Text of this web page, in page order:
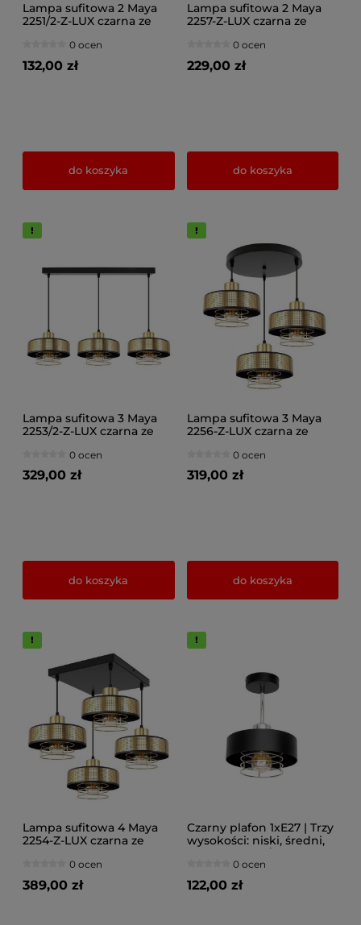
Lampa sufitowa 2 Maya
2251/2-Z-LUX czarna ze
0 ocen
132,00 zł
do koszyka
Lampa sufitowa 2 Maya
2257-Z-LUX czarna ze
0 ocen
229,00 zł
do koszyka
Lampa sufitowa 3 Maya
2253/2-Z-LUX czarna ze
0 ocen
329,00 zł
do koszyka
Lampa sufitowa 3 Maya
2256-Z-LUX czarna ze
0 ocen
319,00 zł
do koszyka
Lampa sufitowa 4 Maya
2254-Z-LUX czarna ze
0 ocen
389,00 zł
Czarny plafon 1xE27 | Trzy
wysokości: niski, średni,
Lampa sufitowa z Polski
0 ocen
122,00 zł